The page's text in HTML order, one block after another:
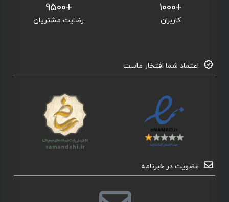
+1000
کاربران
+9500
رضایت مشتریان
اعتماد شما افتخار ماست
عضویت در خبرنامه